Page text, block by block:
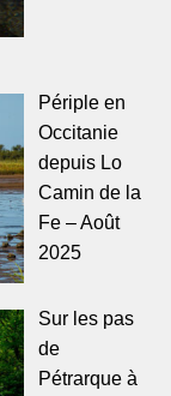
Périple en
Occitanie
depuis Lo
Camin de la
Fe – Août
2025
Sur les pas
de
Pétrarque à